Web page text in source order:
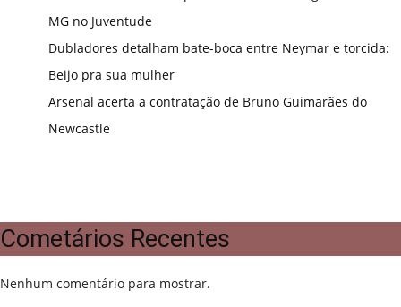
MG no Juventude
Dubladores detalham bate-boca entre Neymar e torcida:
Beijo pra sua mulher
Arsenal acerta a contratação de Bruno Guimarães do
Newcastle
Cometários Recentes
Nenhum comentário para mostrar.